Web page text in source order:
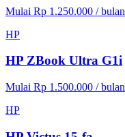
Mulai Rp 1.250.000 / bulan
HP
HP ZBook Ultra G1i
Mulai Rp 1.500.000 / bulan
HP